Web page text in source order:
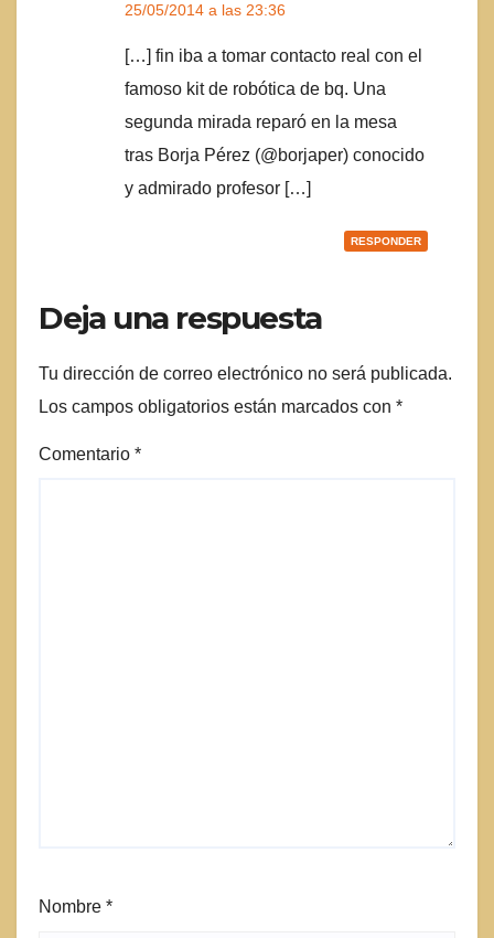
25/05/2014 a las 23:36
[…] fin iba a tomar contacto real con el
famoso kit de robótica de bq. Una
segunda mirada reparó en la mesa
tras Borja Pérez (@borjaper) conocido
y admirado profesor […]
RESPONDER
Deja una respuesta
Tu dirección de correo electrónico no será publicada.
Los campos obligatorios están marcados con *
Comentario *
Nombre *